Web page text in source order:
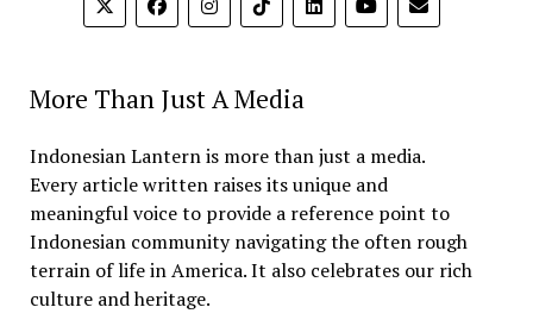
More Than Just A Media
Indonesian Lantern is more than just a media.
Every article written raises its unique and
meaningful voice to provide a reference point to
Indonesian community navigating the often rough
terrain of life in America. It also celebrates our rich
culture and heritage.